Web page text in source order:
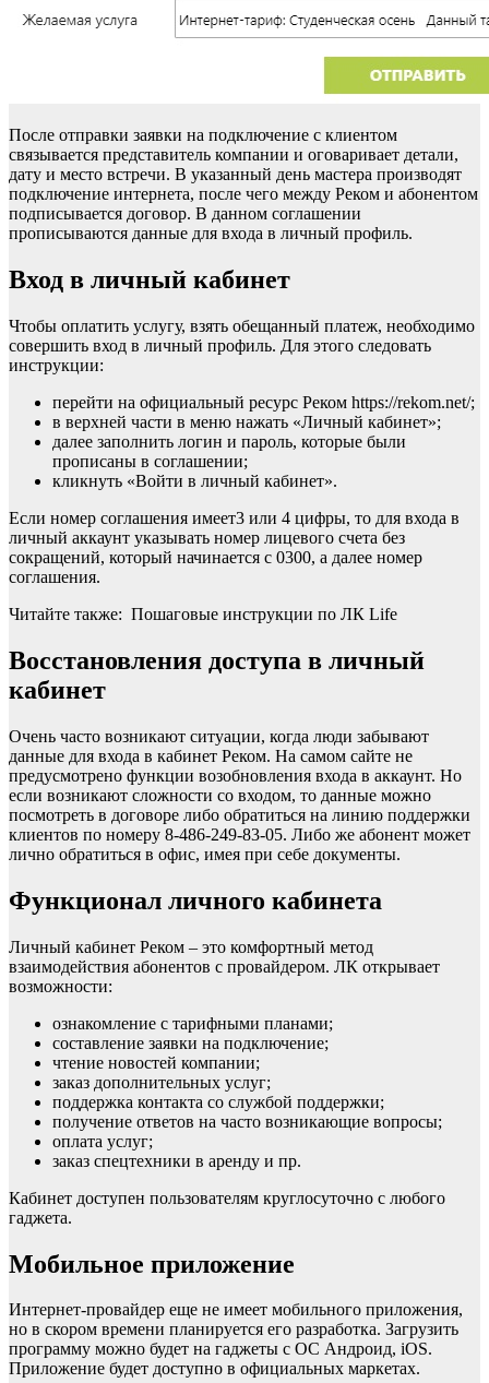
После отправки заявки на подключение с клиентом
связывается представитель компании и оговаривает детали,
дату и место встречи. В указанный день мастера производят
подключение интернета, после чего между Реком и абонентом
подписывается договор. В данном соглашении
прописываются данные для входа в личный профиль.
Вход в личный кабинет
Чтобы оплатить услугу, взять обещанный платеж, необходимо
совершить вход в личный профиль. Для этого следовать
инструкции:
перейти на официальный ресурс Реком https://rekom.net/;
в верхней части в меню нажать «Личный кабинет»;
далее заполнить логин и пароль, которые были
прописаны в соглашении;
кликнуть «Войти в личный кабинет».
Если номер соглашения имеет3 или 4 цифры, то для входа в
личный аккаунт указывать номер лицевого счета без
сокращений, который начинается с 0300, а далее номер
соглашения.
Читайте также: Пошаговые инструкции по ЛК Life
Восстановления доступа в личный
кабинет
Очень часто возникают ситуации, когда люди забывают
данные для входа в кабинет Реком. На самом сайте не
предусмотрено функции возобновления входа в аккаунт. Но
если возникают сложности со входом, то данные можно
посмотреть в договоре либо обратиться на линию поддержки
клиентов по номеру 8-486-249-83-05. Либо же абонент может
лично обратиться в офис, имея при себе документы.
Функционал личного кабинета
Личный кабинет Реком – это комфортный метод
взаимодействия абонентов с провайдером. ЛК открывает
возможности:
ознакомление с тарифными планами;
составление заявки на подключение;
чтение новостей компании;
заказ дополнительных услуг;
поддержка контакта со службой поддержки;
получение ответов на часто возникающие вопросы;
оплата услуг;
заказ спецтехники в аренду и пр.
Кабинет доступен пользователям круглосуточно с любого
гаджета.
Мобильное приложение
Интернет-провайдер еще не имеет мобильного приложения,
но в скором времени планируется его разработка. Загрузить
программу можно будет на гаджеты с ОС Андроид, iOS.
Приложение будет доступно в официальных маркетах.